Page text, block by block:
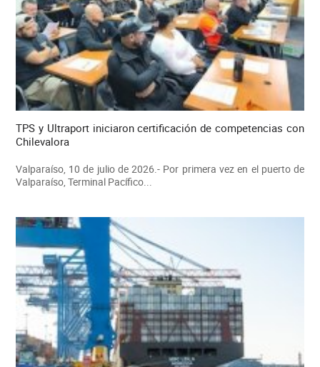
TPS y Ultraport iniciaron certificación de competencias con
Chilevalora
Valparaíso, 10 de julio de 2026.- Por primera vez en el puerto de
Valparaíso, Terminal Pacífico...